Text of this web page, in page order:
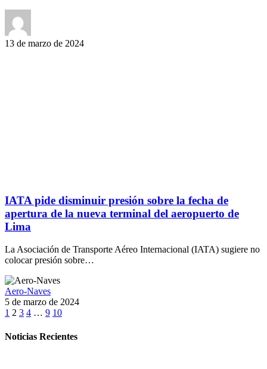
13 de marzo de 2024
IATA pide disminuir presión sobre la fecha de
apertura de la nueva terminal del aeropuerto de
Lima
La Asociación de Transporte Aéreo Internacional (IATA) sugiere no
colocar presión sobre…
Aero-Naves
5 de marzo de 2024
1 2 3 4 … 9 10
Noticias Recientes